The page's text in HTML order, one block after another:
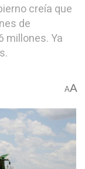
creía que
de
millones. Ya
AA